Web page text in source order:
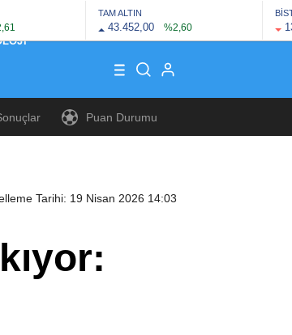
TAM ALTIN
43.452,00 %2,60
Puan Durumu
Tarihi: 19 Nisan 2026 14:03